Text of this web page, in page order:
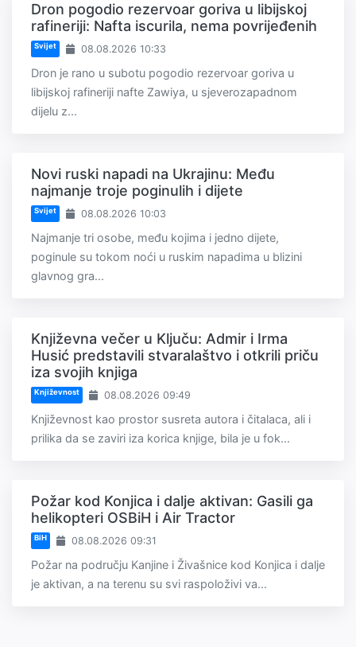
Dron pogodio rezervoar goriva u libijskoj
rafineriji: Nafta iscurila, nema povrijeđenih
Svijet 08.08.2026 10:33
Dron je rano u subotu pogodio rezervoar goriva u
libijskoj rafineriji nafte Zawiya, u sjeverozapadnom
dijelu z...
Novi ruski napadi na Ukrajinu: Među
najmanje troje poginulih i dijete
Svijet 08.08.2026 10:03
Najmanje tri osobe, među kojima i jedno dijete,
poginule su tokom noći u ruskim napadima u blizini
glavnog gra...
Književna večer u Ključu: Admir i Irma
Husić predstavili stvaralaštvo i otkrili priču
iza svojih knjiga
Književnost 08.08.2026 09:49
Književnost kao prostor susreta autora i čitalaca, ali i
prilika da se zaviri iza korica knjige, bila je u fok...
Požar kod Konjica i dalje aktivan: Gasili ga
helikopteri OSBiH i Air Tractor
BiH 08.08.2026 09:31
Požar na području Kanjine i Živašnice kod Konjica i dalje
je aktivan, a na terenu su svi raspoloživi va...